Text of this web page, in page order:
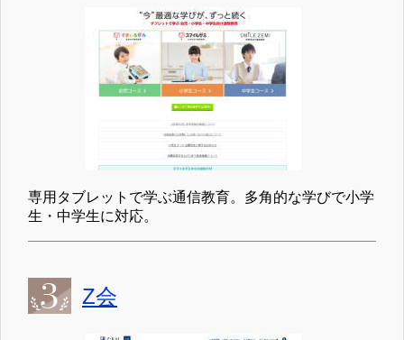
専用タブレットで学ぶ通信教育。多角的な学びで小学
生・中学生に対応。
Z会